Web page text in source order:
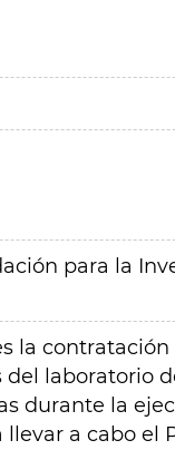
para la
la
laboratorio
durante la
a cabo el